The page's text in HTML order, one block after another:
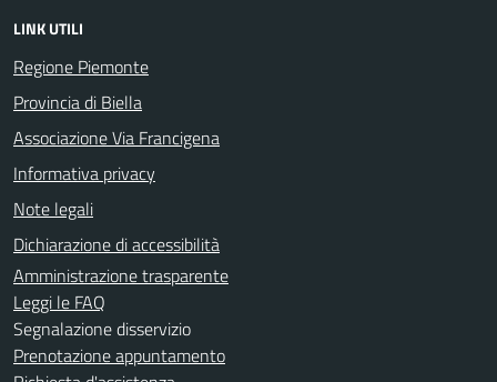
LINK UTILI
Regione Piemonte
Provincia di Biella
Associazione Via Francigena
Informativa privacy
Note legali
Dichiarazione di accessibilità
Amministrazione trasparente
Leggi le FAQ
Segnalazione disservizio
Prenotazione appuntamento